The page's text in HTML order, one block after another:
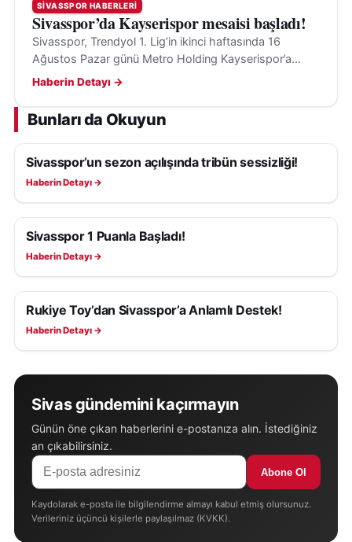
SIVASSPOR HABERLERI
Sivasspor’da Kayserispor mesaisi başladı!
Sivasspor, Trendyol 1. Lig’in ikinci haftasında 16
Ağustos Pazar günü Metro Holding Kayserispor’a
konuk olacak; hedef ilk galibiyet ve transfer takviyeleri.
Haberin Detayı →
Bunları da Okuyun
SIVASSPOR HABERLERI
Sivasspor’un sezon açılışında tribün sessizliği!
Haberin Detayı →
SIVASSPOR HABERLERI
Sivasspor 1 Puanla Başladı!
Haberin Detayı →
SIVASSPOR HABERLERI
Rukiye Toy’dan Sivasspor’a Anlamlı Destek!
Haberin Detayı →
Sivas gündemini kaçırmayın
Günün öne çıkan haberlerini e-postanıza alın. İstediğiniz
an çıkabilirsiniz.
Abone Ol
Kaydolarak e-posta ile bilgilendirme almayı kabul etmiş olursunuz.
Verileriniz üçüncü kişilerle paylaşılmaz (KVKK).